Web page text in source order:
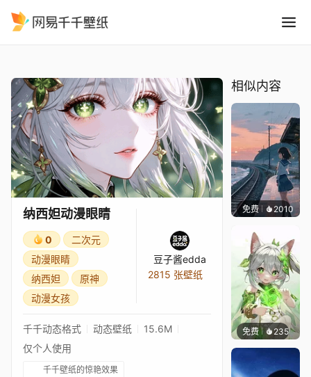
纳西妲动漫眼睛
0
二次元
动漫眼睛
纳西妲
原神
动漫女孩
豆子酱edda
2815 张壁纸
千千动态格式 动态壁纸
15.6M
仅个人使用
千千壁纸的惊艳效果
相似内容
免费 2010辰东
免费 235夜莺